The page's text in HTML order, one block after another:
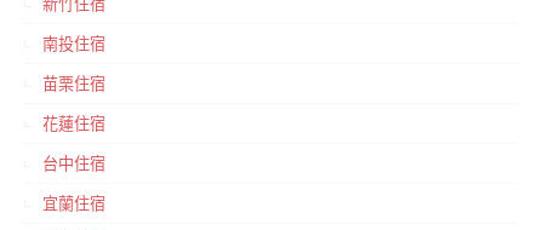
南投住宿
苗栗住宿
花蓮住宿
台中住宿
宜蘭住宿